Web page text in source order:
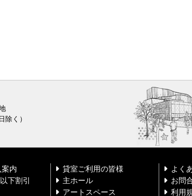
く）
内
下割引
貸室ご利用の皆様
主ホール
アートスペース
よく
お問
利用